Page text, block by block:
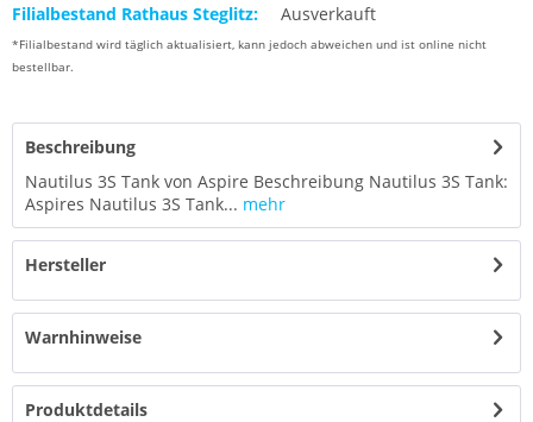
Filialbestand Rathaus Steglitz:
Ausverkauft
*Filialbestand wird täglich aktualisiert, kann jedoch abweichen und ist online nicht
bestellbar.
Beschreibung
Nautilus 3S Tank von Aspire Beschreibung Nautilus 3S Tank:
Aspires Nautilus 3S Tank... mehr
Hersteller
Warnhinweise
Produktdetails